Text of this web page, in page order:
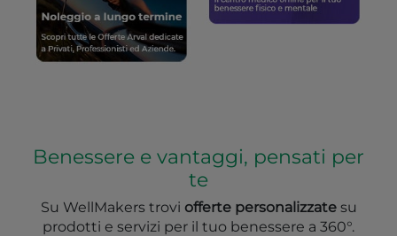
Benessere e vantaggi, pensati per
te
Su WellMakers trovi offerte personalizzatesu
prodotti e servizi per il tuo benessere a 360°.